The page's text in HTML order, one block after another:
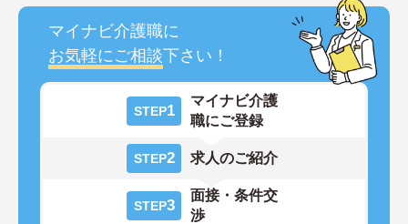
マイナビ介護職に
お気軽にご相談下さい！
STEP1
マイナビ介護
職にご登録
STEP2 求人のご紹介
STEP3
面接・条件交
渉